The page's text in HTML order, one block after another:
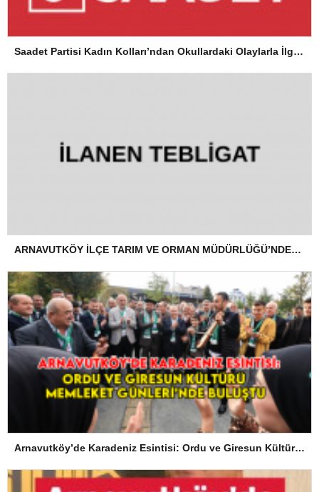
Saadet Partisi Kadın Kolları’ndan Okullardaki Olaylarla İlgili Basın Açıklaması
ARNAVUTKÖY İLÇE TARIM VE ORMAN MÜDÜRLÜĞÜ’NDEN İLANEN TEBLİGAT
Arnavutköy’de Karadeniz Esintisi: Ordu ve Giresun Kültürü Memleket Günleri’nde Buluştu